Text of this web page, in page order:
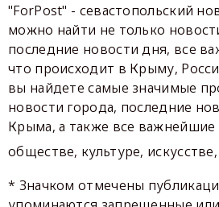
"ForPost" - севастопольский
можно найти не только
последние новости дня, все
что происходит в Крыму,
вы найдете самые значимые
новости города, последние
Крыма, а также все важнейшие
обществе, культуре,
* Значком отмечены